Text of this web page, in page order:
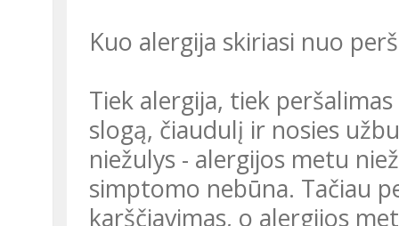
Kuo alergija skiriasi nuo
Tiek alergija, tiek
slogą, čiaudulį ir nosies
niežulys - alergijos metu
simptomo nebūna. Tačiau
karščiavimas, o alergijos